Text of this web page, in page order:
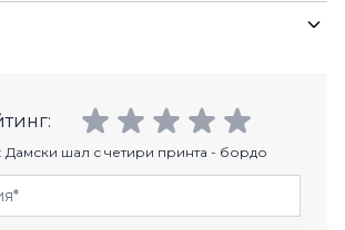
Дамски шал с четири принта - бордо